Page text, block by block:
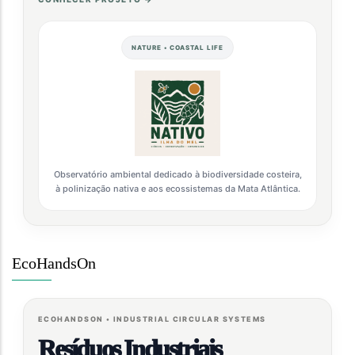
NATURE • COASTAL LIFE
Observatório ambiental dedicado à biodiversidade costeira,
à polinização nativa e aos ecossistemas da Mata Atlântica.
EcoHandsOn
ECOHANDSON • INDUSTRIAL CIRCULAR SYSTEMS
Resíduos Industriais